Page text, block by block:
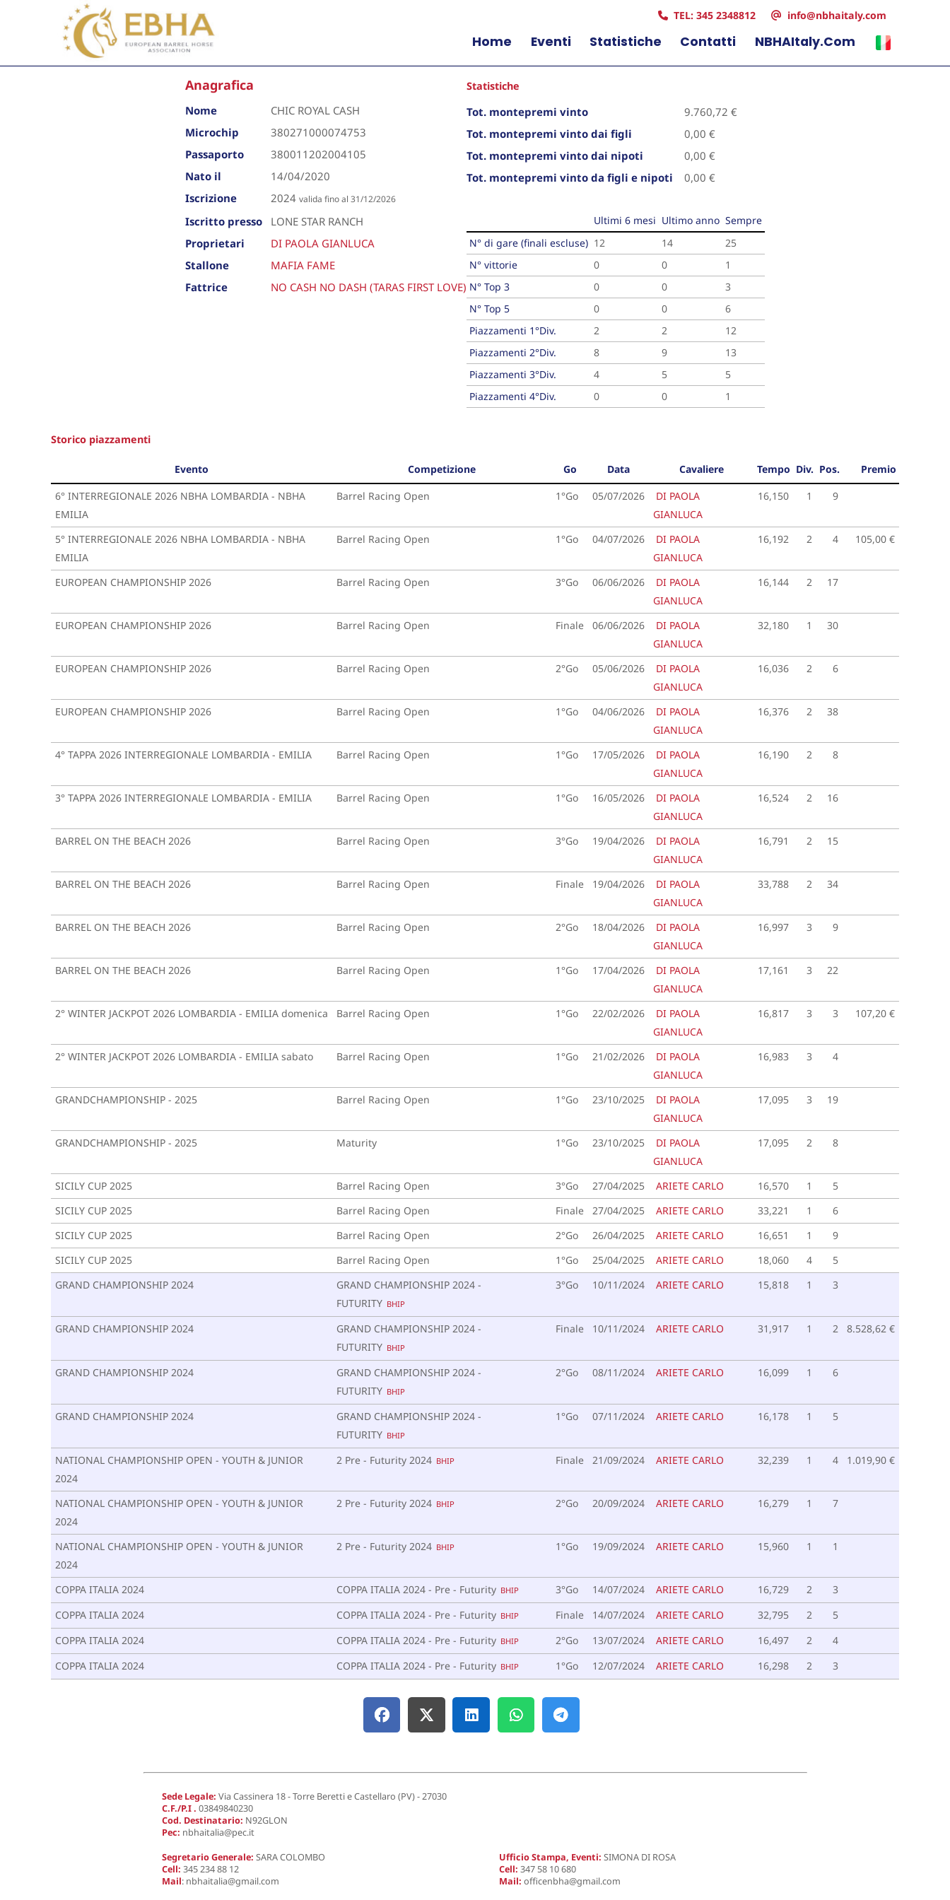
Home Eventi Statistiche Contatti NBHAItaly.com
TEL: 345 2348812 info@nbhaitaly.com
Anagrafica
Nome
CHIC ROYAL CASH
Microchip
380271000074753
Passaporto
380011202004105
Nato il
14/04/2020
Iscrizione
2024 valida fino al 31/12/2026
Iscritto presso
LONE STAR RANCH
Proprietari
DI PAOLA GIANLUCA
Stallone
MAFIA FAME
Fattrice
NO CASH NO DASH (TARAS FIRST LOVE)
Statistiche
Tot. montepremi vinto
9.760,72 €
Tot. montepremi vinto dai figli
0,00 €
Tot. montepremi vinto dai nipoti
0,00 €
Tot. montepremi vinto da figli e nipoti
0,00 €
Ultimi 6 mesi Ultimo anno Sempre
N° di gare (finali escluse) 12 14
25
N° vittorie
0 0
1
N° Top 3
0 0
3
N° Top 5
0 0
6
Piazzamenti 1°Div.
2 2
12
Piazzamenti 2°Div.
8 9
13
Piazzamenti 3°Div.
4 5
5
Piazzamenti 4°Div.
0 0 1
Storico piazzamenti
Evento Competizione Go Data Cavaliere Tempo Div. Pos.
Premio
6° INTERREGIONALE 2026 NBHA LOMBARDIA - NBHA
EMILIA
Barrel Racing Open 1°Go 05/07/2026
DI PAOLA
GIANLUCA
16,150 1 9
5° INTERREGIONALE 2026 NBHA LOMBARDIA - NBHA
EMILIA
Barrel Racing Open 1°Go 04/07/2026
DI PAOLA
GIANLUCA
16,192 2 4 105,00 €
EUROPEAN CHAMPIONSHIP 2026 Barrel Racing Open 3°Go 06/06/2026
DI PAOLA
GIANLUCA
16,144 2 17
EUROPEAN CHAMPIONSHIP 2026 Barrel Racing Open Finale 06/06/2026
DI PAOLA
GIANLUCA
32,180 1 30
EUROPEAN CHAMPIONSHIP 2026 Barrel Racing Open 2°Go 05/06/2026
DI PAOLA
GIANLUCA
16,036 2 6
EUROPEAN CHAMPIONSHIP 2026 Barrel Racing Open 1°Go 04/06/2026
DI PAOLA
GIANLUCA
16,376 2 38
4° TAPPA 2026 INTERREGIONALE LOMBARDIA - EMILIA Barrel Racing Open 1°Go 17/05/2026
DI PAOLA
GIANLUCA
16,190 2 8
3° TAPPA 2026 INTERREGIONALE LOMBARDIA - EMILIA Barrel Racing Open 1°Go 16/05/2026
DI PAOLA
GIANLUCA
16,524 2 16
BARREL ON THE BEACH 2026 Barrel Racing Open 3°Go 19/04/2026
DI PAOLA
GIANLUCA
16,791 2 15
BARREL ON THE BEACH 2026 Barrel Racing Open Finale 19/04/2026
DI PAOLA
GIANLUCA
33,788 2 34
BARREL ON THE BEACH 2026 Barrel Racing Open 2°Go 18/04/2026
DI PAOLA
GIANLUCA
16,997 3 9
BARREL ON THE BEACH 2026 Barrel Racing Open 1°Go 17/04/2026
DI PAOLA
GIANLUCA
17,161 3 22
2° WINTER JACKPOT 2026 LOMBARDIA - EMILIA domenica Barrel Racing Open 1°Go 22/02/2026
DI PAOLA
GIANLUCA
16,817 3 3 107,20 €
2° WINTER JACKPOT 2026 LOMBARDIA - EMILIA sabato Barrel Racing Open 1°Go 21/02/2026
DI PAOLA
GIANLUCA
16,983 3 4
GRANDCHAMPIONSHIP - 2025 Barrel Racing Open 1°Go 23/10/2025
DI PAOLA
GIANLUCA
17,095 3 19
GRANDCHAMPIONSHIP - 2025 Maturity 1°Go 23/10/2025
DI PAOLA
GIANLUCA
17,095 2 8
SICILY CUP 2025 Barrel Racing Open 3°Go 27/04/2025 ARIETE CARLO 16,570 1
5
SICILY CUP 2025
Barrel Racing Open Finale 27/04/2025 ARIETE CARLO 33,221 1
6
SICILY CUP 2025
Barrel Racing Open 2°Go 26/04/2025 ARIETE CARLO 16,651 1
9
SICILY CUP 2025
Barrel Racing Open 1°Go 25/04/2025 ARIETE CARLO 18,060 4
5
GRAND CHAMPIONSHIP 2024
GRAND CHAMPIONSHIP 2024 -
FUTURITY BHIP
3°Go 10/11/2024 ARIETE CARLO 15,818 1 3
GRAND CHAMPIONSHIP 2024
GRAND CHAMPIONSHIP 2024 -
FUTURITY BHIP
Finale 10/11/2024 ARIETE CARLO 31,917 1 2 8.528,62 €
GRAND CHAMPIONSHIP 2024
GRAND CHAMPIONSHIP 2024 -
FUTURITY BHIP
2°Go 08/11/2024 ARIETE CARLO 16,099 1 6
GRAND CHAMPIONSHIP 2024
GRAND CHAMPIONSHIP 2024 -
FUTURITY BHIP
1°Go 07/11/2024 ARIETE CARLO 16,178 1 5
NATIONAL CHAMPIONSHIP OPEN - YOUTH & JUNIOR
2024
2 Pre - Futurity 2024 BHIP Finale 21/09/2024 ARIETE CARLO 32,239 1 4 1.019,90 €
NATIONAL CHAMPIONSHIP OPEN - YOUTH & JUNIOR
2024
2 Pre - Futurity 2024 BHIP 2°Go 20/09/2024 ARIETE CARLO 16,279 1 7
NATIONAL CHAMPIONSHIP OPEN - YOUTH & JUNIOR
2024
2 Pre - Futurity 2024 BHIP 1°Go 19/09/2024 ARIETE CARLO 15,960 1 1
COPPA ITALIA 2024 COPPA ITALIA 2024 - Pre - Futurity BHIP 3°Go 14/07/2024 ARIETE CARLO 16,729 2
3
COPPA ITALIA 2024
COPPA ITALIA 2024 - Pre - Futurity BHIP Finale 14/07/2024 ARIETE CARLO 32,795 2
5
COPPA ITALIA 2024
COPPA ITALIA 2024 - Pre - Futurity BHIP 2°Go 13/07/2024 ARIETE CARLO 16,497 2
4
COPPA ITALIA 2024
COPPA ITALIA 2024 - Pre - Futurity BHIP 1°Go 12/07/2024 ARIETE CARLO 16,298 2 3
Sede Legale: Via Cassinera 18 - Torre Beretti e Castellaro (PV) - 27030
C.F./P.I . 03849840230
Cod. Destinatario: N92GLON
Pec: nbhaitalia@pec.it
Segretario Generale: SARA COLOMBO
Cell: 345 234 88 12
Mail: nbhaitalia@gmail.com
Ufficio Stampa, Eventi: SIMONA DI ROSA
Cell: 347 58 10 680
Mail: officenbha@gmail.com